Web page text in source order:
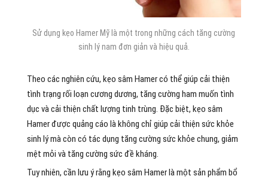
Sử dụng kẹo Hamer Mỹ là một trong những cách tăng cường
sinh lý nam đơn giản và hiệu quả.
Theo các nghiên cứu, kẹo sâm Hamer có thể giúp cải thiện
tình trạng rối loạn cương dương, tăng cường ham muốn tình
dục và cải thiện chất lượng tinh trùng. Đặc biệt, kẹo sâm
Hamer được quảng cáo là không chỉ giúp cải thiện sức khỏe
sinh lý mà còn có tác dụng tăng cường sức khỏe chung, giảm
mệt mỏi và tăng cường sức đề kháng.
Tuy nhiên, cần lưu ý rằng kẹo sâm Hamer là một sản phẩm bổ